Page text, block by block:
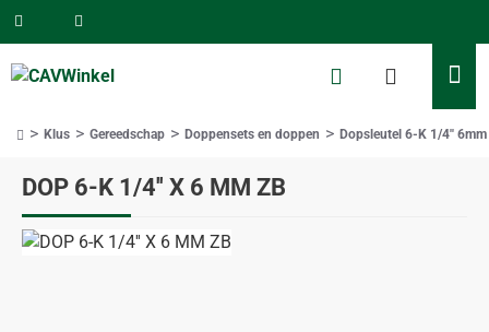
DOP 6-K 1/4'' X 6 MM ZB
Klus Gereedschap Doppensets en doppen Dopsleutel 6-K 1/4'' 6mm